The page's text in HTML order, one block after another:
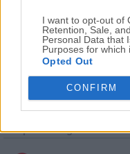
I want to opt-out of
Retention, Sale,
Personal Data that
Purposes for which
Opted Out
CONFIRM
Descargar
¿Por qué se publica
Top Descargas